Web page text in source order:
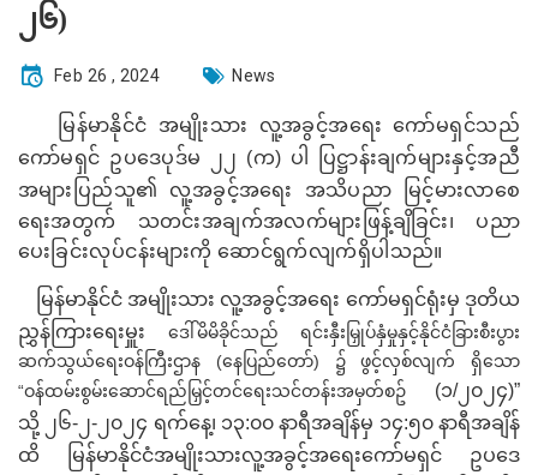
၂၆)
Feb 26 , 2024 News
မြန်မာနိုင်ငံ အမျိုးသား လူ့အခွင့်အရေး ကော်မရှင်သည်
ကော်မရှင် ဥပဒေပုဒ်မ ၂၂ (က) ပါ
ပြဋ္ဌာန်းချက်များနှင့်အညီ
အများပြည်သူ၏
လူ့အခွင့်အရေး အသိပညာ မြင့်မားလာစေ
ရေးအတွက် သတင်းအချက်အလက်များဖြန့်ချိခြင်း၊ ပညာ
ပေးခြင်းလုပ်ငန်းများကို ဆောင်ရွက်လျက်ရှိပါသည်။
မြန်မာနိုင်ငံ အမျိုးသား လူ့အခွင့်အရေး ကော်မရှင်ရုံးမှ ဒုတိယ
ညွှန်ကြားရေးမှူး
ဒေါ်မိမိခိုင်သည် ရင်းနှီးမြှုပ်နှံမှုနှင့်နိုင်ငံခြားစီးပွား
ဆက်သွယ်ရေးဝန်ကြီးဌာန (နေပြည်တော်) ၌ ဖွင့်လှစ်လျက် ရှိသော
“ဝန်ထမ်းစွမ်းဆောင်ရည်မြှင့်တင်ရေးသင်တန်းအမှတ်စဥ် (၁/၂၀၂၄)”
သို့ ၂၆-၂-၂၀၂၄ ရက်နေ့၊ ၁၃:၀၀ နာရီအချိန်မှ ၁၄:၅၀ နာရီအချိန်
ထိ မြန်မာနိုင်ငံအမျိုးသားလူ့အခွင့်အရေးကော်မရှင် ဥပဒေ